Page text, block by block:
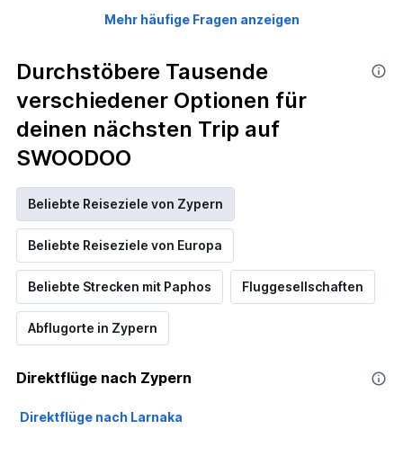
Mehr häufige Fragen anzeigen
Durchstöbere Tausende
verschiedener Optionen für
deinen nächsten Trip auf
SWOODOO
Beliebte Reiseziele von Zypern
Beliebte Reiseziele von Europa
Beliebte Strecken mit Paphos Fluggesellschaften
Abflugorte in Zypern
Direktflüge nach Zypern
Direktflüge nach Larnaka